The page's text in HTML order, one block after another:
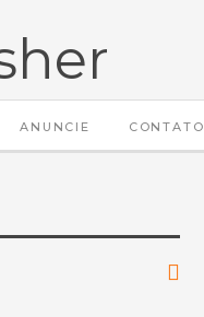
ANUNCIE CONTATO